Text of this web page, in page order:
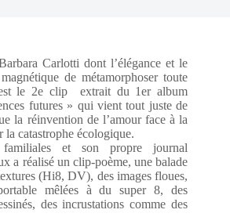
Carlotti dont l’élégance et le
de métamorphoser toute
le 2e clip extrait du 1er album
futures » qui vient tout juste de
la réinvention de l’amour face à la
la catastrophe écologique.
et son propre journal
a réalisé un clip-poème, une balade
(Hi8, DV), des images floues,
mêlées à du super 8, des
des incrustations comme des